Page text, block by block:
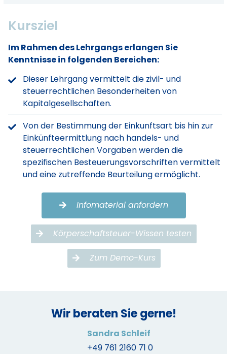
Kursziel
Im Rahmen des Lehrgangs erlangen Sie
Kenntnisse in folgenden Bereichen:
Dieser Lehrgang vermittelt die zivil- und
steuerrechtlichen Besonderheiten von
Kapitalgesellschaften.
Von der Bestimmung der Einkunftsart bis hin zur
Einkünfteermittlung nach handels- und
steuerrechtlichen Vorgaben werden die
spezifischen Besteuerungsvorschriften vermittelt
und eine zutreffende Beurteilung ermöglicht.
Infomaterial anfordern
Körperschaftsteuer-Wissen testen
Zum Demo-Kurs
Wir beraten Sie gerne!
Sandra Schleif
+49 761 2160 71 0